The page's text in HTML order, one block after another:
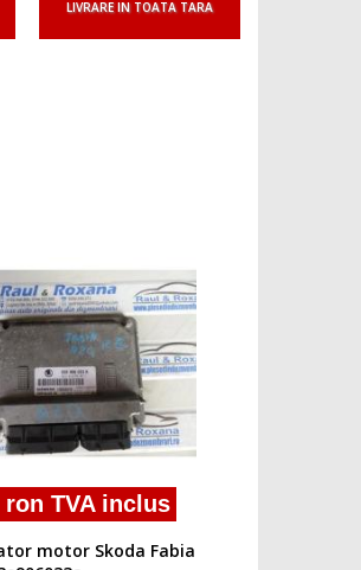
LIVRARE IN TOATA TARA
ron TVA inclus
motor Skoda Fabia